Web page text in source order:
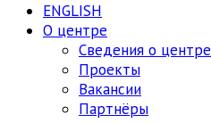
ENGLISH
О центре
Сведения о центре
Проекты
Вакансии
Партнёры